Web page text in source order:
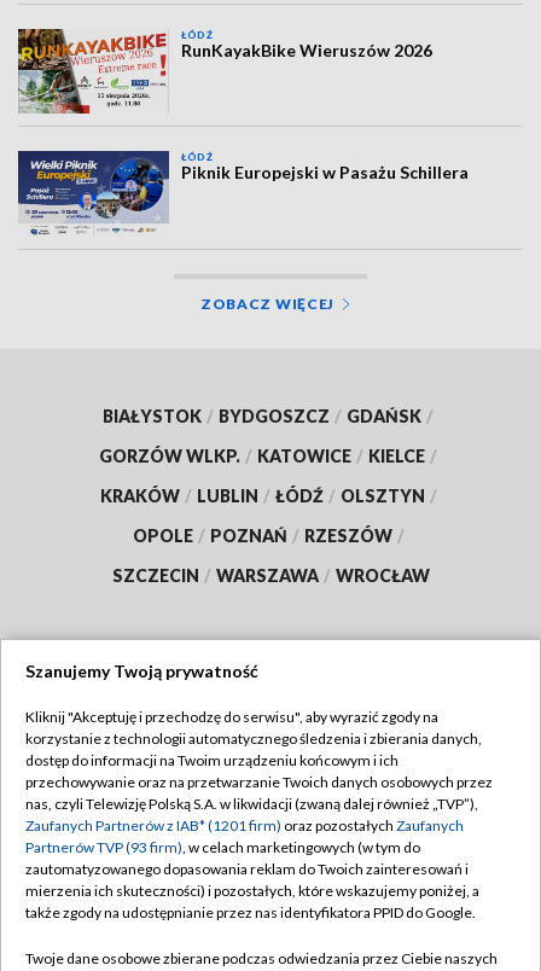
ŁÓDŹ
RunKayakBike Wieruszów 2026
ŁÓDŹ
Piknik Europejski w Pasażu Schillera
ZOBACZ WIĘCEJ
BIAŁYSTOK / BYDGOSZCZ / GDAŃSK /
GORZÓW WLKP. / KATOWICE / KIELCE /
KRAKÓW / LUBLIN / ŁÓDŹ / OLSZTYN /
OPOLE / POZNAŃ / RZESZÓW /
SZCZECIN / WARSZAWA / WROCŁAW
TVP
Abonament TVP
Emisja w TVP
Centrum informacji TVP
Naziemna Telewizja Cyfrowa
Regulamin TVP
Polityka prywatności
Moje zgody
Pomoc
Szanujemy Twoją prywatność
Kliknij "Akceptuję i przechodzę do serwisu", aby wyrazić zgody na
korzystanie z technologii automatycznego śledzenia i zbierania danych,
dostęp do informacji na Twoim urządzeniu końcowym i ich
przechowywanie oraz na przetwarzanie Twoich danych osobowych przez
nas, czyli Telewizję Polską S.A. w likwidacji (zwaną dalej również „TVP”),
Zaufanych Partnerów z IAB* (1201 firm) oraz pozostałych Zaufanych
Partnerów TVP (93 firm), w celach marketingowych (w tym do
zautomatyzowanego dopasowania reklam do Twoich zainteresowań i
mierzenia ich skuteczności) i pozostałych, które wskazujemy poniżej, a
także zgody na udostępnianie przez nas identyfikatora PPID do Google.
Twoje dane osobowe zbierane podczas odwiedzania przez Ciebie naszych